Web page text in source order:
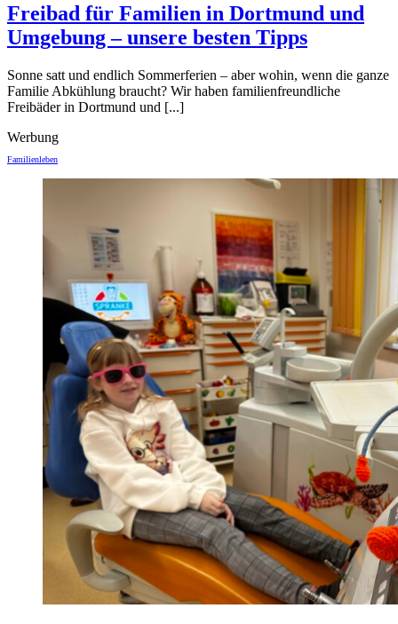
Freibad für Familien in Dortmund und
Umgebung – unsere besten Tipps
Sonne satt und endlich Sommerferien – aber wohin, wenn die ganze
Familie Abkühlung braucht? Wir haben familienfreundliche
Freibäder in Dortmund und [...]
Werbung
Familienleben